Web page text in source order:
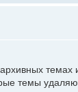
темах
темы